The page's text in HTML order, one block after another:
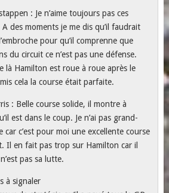
: Je n’aime toujours pas ces
des moments je me dis qu’il faudrait
pour qu’il comprenne que
du circuit ce n’est pas une défense.
là Hamilton est roue à roue après le
cela la course était parfaite.
: Belle course solide, il montre à
est dans le coup. Je n’ai pas grand-
car c’est pour moi une excellente course
Il en fait pas trop sur Hamilton car il
pas sa lutte.
à signaler